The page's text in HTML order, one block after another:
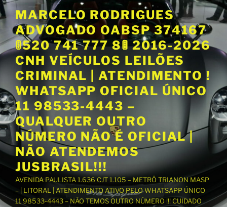
P
u
a
r
r
a
o
c
o
n
t
ú
d
MARCELO RODRIGUES
ADVOGADO OABSP 374167
🚦520 741 777 8🚦 2016-2026
CNH VEÍCULOS LEILÕES
CRIMINAL | ATENDIMENTO !
WHATSAPP OFICIAL ÚNICO
11 98533-4443 –
QUALQUER OUTRO
NÚMERO NÃO É OFICIAL |
NÃO ATENDEMOS
JUSBRASIL!!!
AVENIDA PAULISTA 1.636 CJT 1.105 – METRÔ TRIANON MASP
– | LITORAL | ATENDIMENTO ATIVO PELO WHATSAPP ÚNICO
11 98533-4443 – NÃO TEMOS OUTRO NÚMERO !!! CUIDADO